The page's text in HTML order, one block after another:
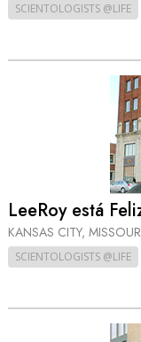
SCIENTOLOGISTS @LIFE
LeeRoy está
KANSAS CITY,
SCIENTOLOGISTS @LIFE